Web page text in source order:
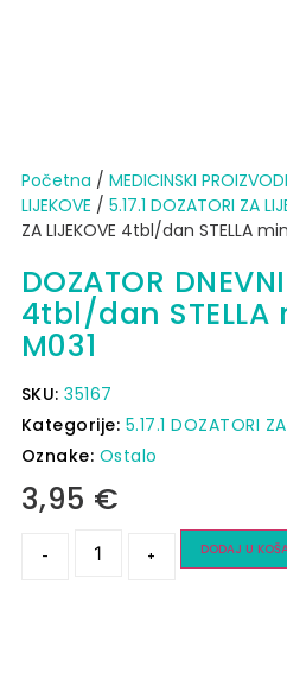
Početna / MEDICINSKI PROIZVODI
LIJEKOVE / 5.17.1 DOZATORI ZA
ZA LIJEKOVE 4tbl/dan STELLA
DOZATOR
4tbl/dan
M031
SKU:35167
Kategorije: 5.17.1 DOZATORI
Oznake: Ostalo
3,95 €
- + DODAJ U